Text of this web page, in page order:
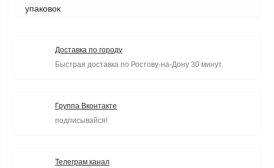
упаковок
Доставка по городу
Быстрая доставка по Ростову-на-Дону 30 минут.
Группа Вконтакте
подписывайся!
Телеграм канал